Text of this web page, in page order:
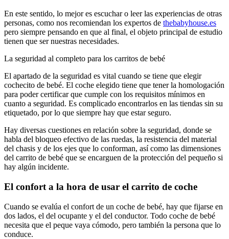
En este sentido, lo mejor es escuchar o leer las experiencias de otras
personas, como nos recomiendan los expertos de thebabyhouse.es
pero siempre pensando en que al final, el objeto principal de estudio
tienen que ser nuestras necesidades.
La seguridad al completo para los carritos de bebé
El apartado de la seguridad es vital cuando se tiene que elegir
cochecito de bebé. El coche elegido tiene que tener la homologación
para poder certificar que cumple con los requisitos mínimos en
cuanto a seguridad. Es complicado encontrarlos en las tiendas sin su
etiquetado, por lo que siempre hay que estar seguro.
Hay diversas cuestiones en relación sobre la seguridad, donde se
habla del bloqueo efectivo de las ruedas, la resistencia del material
del chasis y de los ejes que lo conforman, así como las dimensiones
del carrito de bebé que se encarguen de la protección del pequeño si
hay algún incidente.
El confort a la hora de usar el carrito de coche
Cuando se evalúa el confort de un coche de bebé, hay que fijarse en
dos lados, el del ocupante y el del conductor. Todo coche de bebé
necesita que el peque vaya cómodo, pero también la persona que lo
conduce.